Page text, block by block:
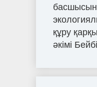
құру
әкімі